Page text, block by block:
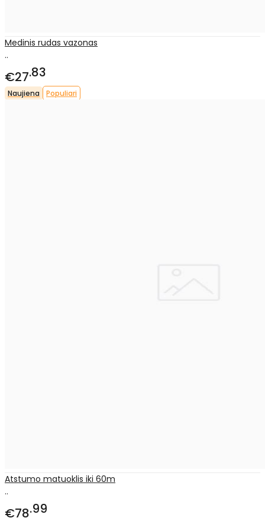
Medinis rudas vazonas
..
€27 83
Naujiena Populiari
Atstumo matuoklis iki 60m
..
€78 99